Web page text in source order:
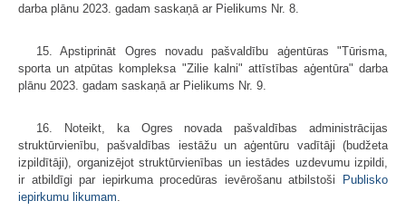
darba plānu 2023. gadam saskaņā ar Pielikums Nr. 8.
15. Apstiprināt Ogres novadu pašvaldību aģentūras "Tūrisma,
sporta un atpūtas kompleksa "Zilie kalni" attīstības aģentūra" darba
plānu 2023. gadam saskaņā ar Pielikums Nr. 9.
16. Noteikt, ka Ogres novada pašvaldības administrācijas
struktūrvienību, pašvaldības iestāžu un aģentūru vadītāji (budžeta
izpildītāji), organizējot struktūrvienības un iestādes uzdevumu izpildi,
ir atbildīgi par iepirkuma procedūras ievērošanu atbilstoši
Publisko
iepirkumu likumam.